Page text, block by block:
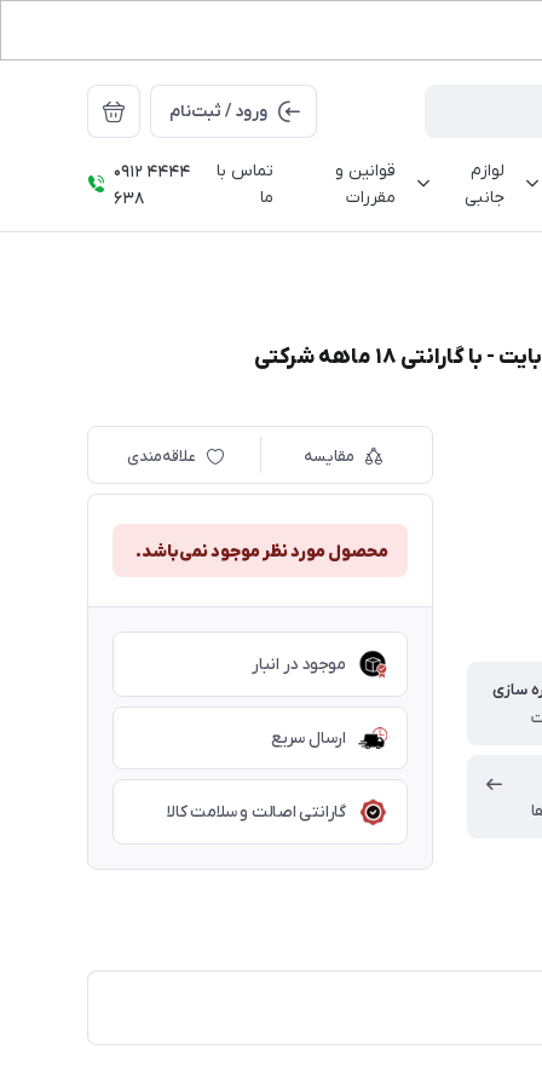
ورود / ثبت‌نام
لوازم
جانبی
قوانین و
مقررات
تماس با
ما
0912 4444
638
سازی
مقایسه علاقه‌مندی
محصول مورد نظر موجود نمی‌باشد.
موجود در انبار
ارسال سریع
گارانتی اصالت و سلامت کالا